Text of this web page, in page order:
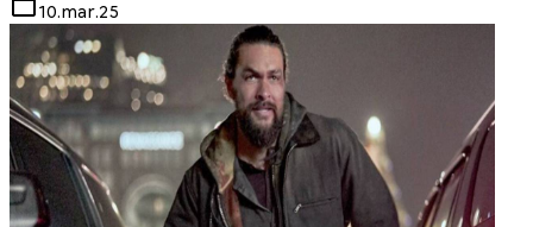
10.mar.25